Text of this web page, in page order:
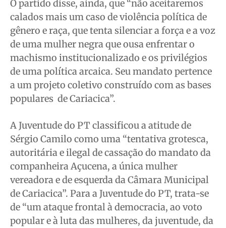
O partido disse, ainda, que “não aceitaremos
calados mais um caso de violência política de
gênero e raça, que tenta silenciar a força e a voz
de uma mulher negra que ousa enfrentar o
machismo institucionalizado e os privilégios
de uma política arcaica. Seu mandato pertence
a um projeto coletivo construído com as bases
populares de Cariacica”.
A Juventude do PT classificou a atitude de
Sérgio Camilo como uma “tentativa grotesca,
autoritária e ilegal de cassação do mandato da
companheira Açucena, a única mulher
vereadora e de esquerda da Câmara Municipal
de Cariacica”. Para a Juventude do PT, trata-se
de “um ataque frontal à democracia, ao voto
popular e à luta das mulheres, da juventude, da